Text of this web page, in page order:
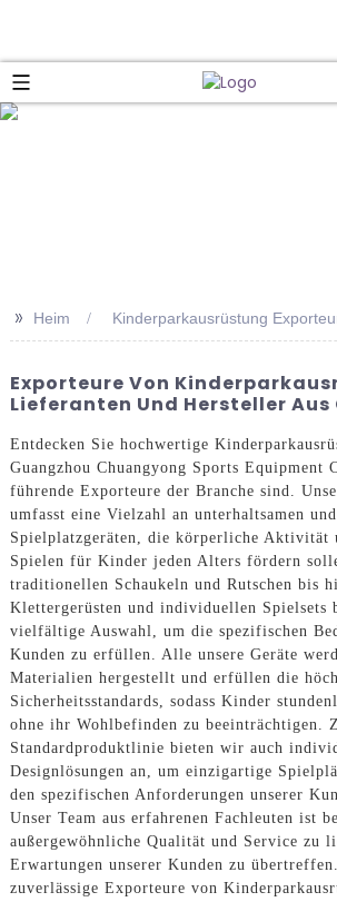
>> Heim Kinderparkausrüstung
Exporteure Von
Lieferanten Und Hersteller Aus
Entdecken Sie hochwertige
Guangzhou Chuangyong Sports
führende Exporteure der Branche sind.
umfasst eine Vielzahl an unterhaltsamen
Spielplatzgeräten, die körperliche Aktivität
Spielen für Kinder jeden Alters fördern
traditionellen Schaukeln und Rutschen bis
Klettergerüsten und individuellen Spielsets
vielfältige Auswahl, um die spezifischen
Kunden zu erfüllen. Alle unsere Geräte
Materialien hergestellt und erfüllen die
Sicherheitsstandards, sodass Kinder
ohne ihr Wohlbefinden zu beeinträchtigen.
Standardproduktlinie bieten wir auch
Designlösungen an, um einzigartige
den spezifischen Anforderungen unserer
Unser Team aus erfahrenen Fachleuten ist
außergewöhnliche Qualität und Service zu
Erwartungen unserer Kunden zu
zuverlässige Exporteure von